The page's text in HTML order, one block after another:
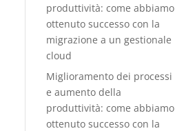
produttività: come abbiamo
ottenuto successo con la
migrazione a un gestionale
cloud
Miglioramento dei processi
e aumento della
produttività: come abbiamo
ottenuto successo con la